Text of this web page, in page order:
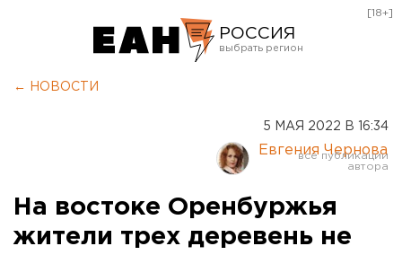
РОССИЯ
Курган
Оренбург
[18+]
← НОВОСТИ
5 МАЯ 2022 В 16:34
Евгения Чернова
На востоке Оренбуржья
жители трех деревень не